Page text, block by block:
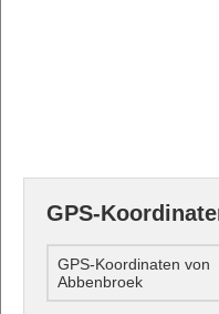
GPS-
GPS-Koordinaten von
Abbenbroek